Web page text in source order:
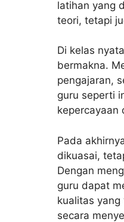
latihan yang
teori, tetapi
Di kelas
bermakna.
pengajaran,
guru seperti
kepercayaan
Pada
dikuasai,
Dengan
guru dapat
kualitas
secara